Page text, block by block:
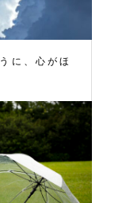
に、心がほ